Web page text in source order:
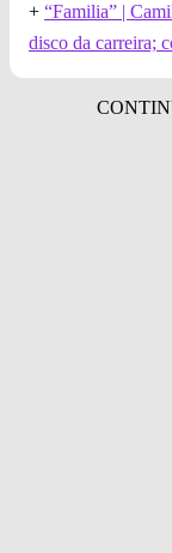
+ “Familia” |
disco da carreira;